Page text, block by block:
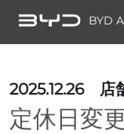
BYD
2025.12.26 店
定休日変